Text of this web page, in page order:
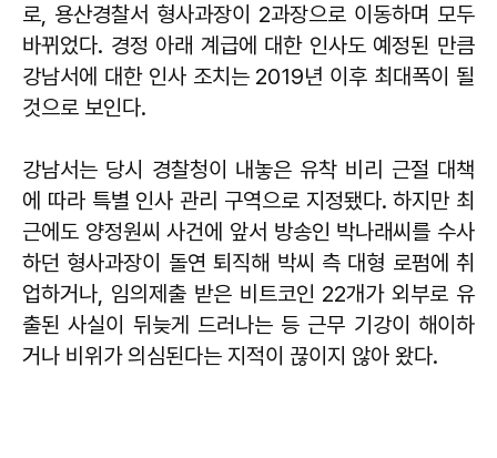
로, 용산경찰서 형사과장이 2과장으로 이동하며 모두
바뀌었다. 경정 아래 계급에 대한 인사도 예정된 만큼
강남서에 대한 인사 조치는 2019년 이후 최대폭이 될
것으로 보인다.
강남서는 당시 경찰청이 내놓은 유착 비리 근절 대책
에 따라 특별 인사 관리 구역으로 지정됐다. 하지만 최
근에도 양정원씨 사건에 앞서 방송인 박나래씨를 수사
하던 형사과장이 돌연 퇴직해 박씨 측 대형 로펌에 취
업하거나, 임의제출 받은 비트코인 22개가 외부로 유
출된 사실이 뒤늦게 드러나는 등 근무 기강이 해이하
거나 비위가 의심된다는 지적이 끊이지 않아 왔다.